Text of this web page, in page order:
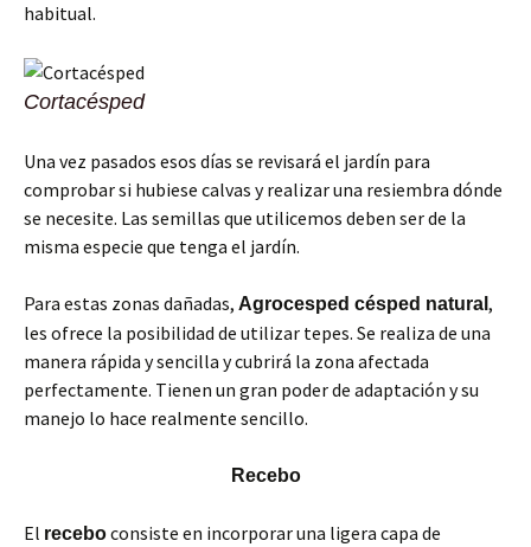
habitual.
Cortacésped
Una vez pasados esos días se revisará el jardín para
comprobar si hubiese calvas y realizar una resiembra dónde
se necesite. Las semillas que utilicemos deben ser de la
misma especie que tenga el jardín.
Para estas zonas dañadas, Agrocesped césped natural ,
les ofrece la posibilidad de utilizar tepes. Se realiza de una
manera rápida y sencilla y cubrirá la zona afectada
perfectamente. Tienen un gran poder de adaptación y su
manejo lo hace realmente sencillo.
Recebo
El receboconsiste en incorporar una ligera capa de